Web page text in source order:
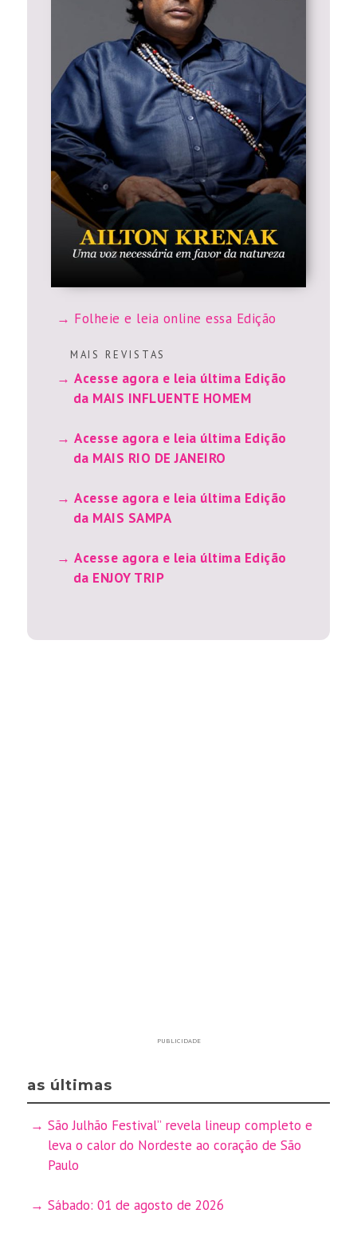
Folheie e leia online essa Edição
M A I S R E V I S T A S
Acesse agora e leia última Edição
da MAIS INFLUENTE HOMEM
Acesse agora e leia última Edição
da MAIS RIO DE JANEIRO
Acesse agora e leia última Edição
da MAIS SAMPA
Acesse agora e leia última Edição
da ENJOY TRIP
PUBLICIDADE
as últimas
São Julhão Festival” revela lineup completo e
leva o calor do Nordeste ao coração de São
Paulo
Sábado: 01 de agosto de 2026